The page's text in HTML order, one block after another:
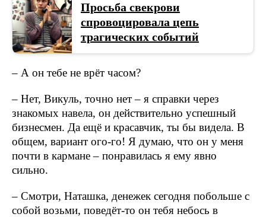
Просьба свекрови
спровоцировала цепь
трагических событий
– А он тебе не врёт часом?
– Нет, Викуль, точно нет – я справки через
знакомых навела, он действительно успешный
бизнесмен. Да ещё и красавчик, ты бы видела. В
общем, вариант ого-го! Я думаю, что он у меня
почти в кармане – понравилась я ему явно
сильно.
– Смотри, Наташка, денежек сегодня побольше с
собой возьми, поведёт-то он тебя небось в